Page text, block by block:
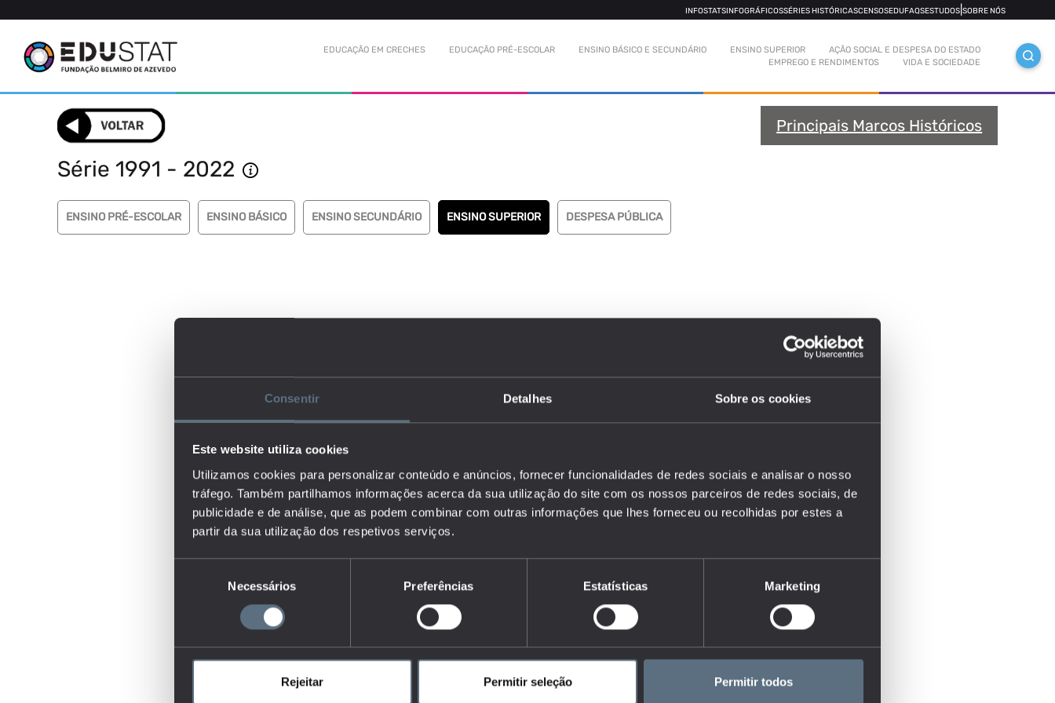
Consentir Detalhes Sobre os cookies
Este website utiliza cookies
Utilizamos cookies para personalizar conteúdo e anúncios, fornecer funcionalidades de redes sociais e analisar o nosso
tráfego. Também partilhamos informações acerca da sua utilização do site com os nossos parceiros de redes sociais, de
publicidade e de análise, que as podem combinar com outras informações que lhes forneceu ou recolhidas por estes a
partir da sua utilização dos respetivos serviços.
consentimento
Necessários Preferências Estatísticas Marketing
Rejeitar Permitir seleção Permitir todos
INFOSTATSINFOGRÁFICOSSÉRIES HISTÓRICASCENSOSEDUFAQSESTUDOS SOBRE NÓS
EDUCAÇÃO EM CRECHES EDUCAÇÃO PRÉ-ESCOLAR ENSINO BÁSICO E SECUNDÁRIO ENSINO SUPERIOR
AÇÃO SOCIAL E DESPESA DO ESTADO
EMPREGO E RENDIMENTOS
VIDA E SOCIEDADE
Principais Marcos Históricos
Série 1991 - 2022
ENSINO PRÉ-ESCOLAR ENSINO BÁSICO ENSINO SECUNDÁRIO ENSINO SUPERIOR DESPESA PÚBLICA